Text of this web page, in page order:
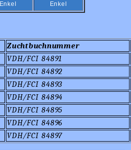
Enkel Enkel
Zuchtbuchnummer
VDH/FCI 84891
VDH/FCI 84892
VDH/FCI 84893
VDH/FCI 84894
VDH/FCI 84895
VDH/FCI 84896
VDH/FCI 84897